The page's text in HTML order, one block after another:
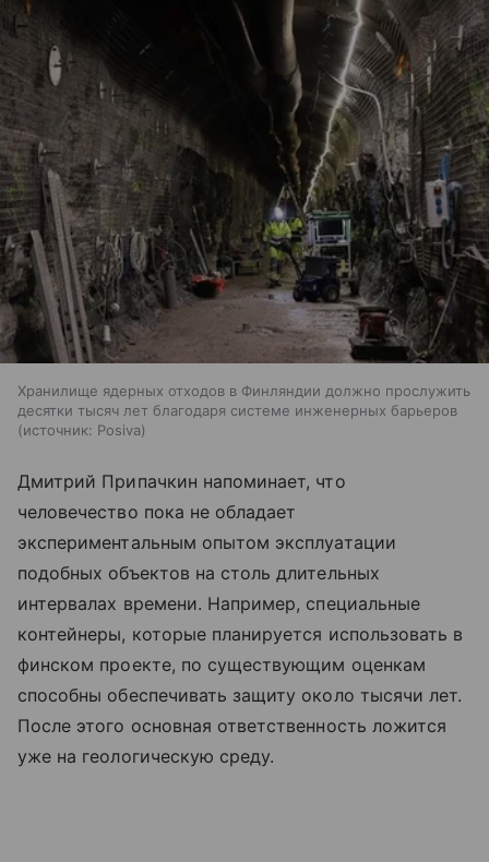
Хранилище ядерных отходов в Финляндии должно прослужить
десятки тысяч лет благодаря системе инженерных барьеров
источник: Posiva
Дмитрий Припачкин напоминает, что
человечество пока не обладает
экспериментальным опытом эксплуатации
подобных объектов на столь длительных
интервалах времени. Например, специальные
контейнеры, которые планируется использовать в
финском проекте, по существующим оценкам
способны обеспечивать защиту около тысячи лет.
После этого основная ответственность ложится
уже на геологическую среду.